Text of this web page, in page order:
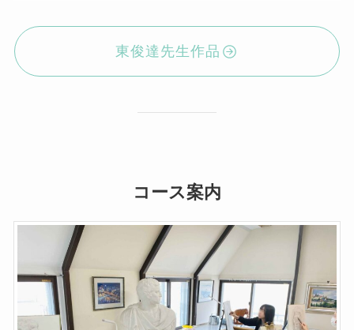
東俊達先生作品
コース案内